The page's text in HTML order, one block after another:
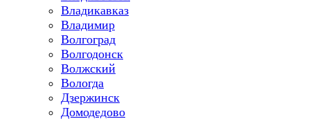
Владикавказ
Владимир
Волгоград
Волгодонск
Волжский
Вологда
Дзержинск
Домодедово